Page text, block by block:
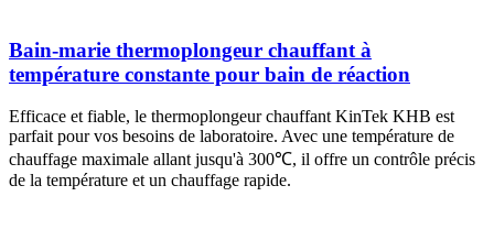
Bain-marie thermoplongeur chauffant à
température constante pour bain de réaction
Efficace et fiable, le thermoplongeur chauffant KinTek KHB est
parfait pour vos besoins de laboratoire. Avec une température de
chauffage maximale allant jusqu'à 300℃, il offre un contrôle précis
de la température et un chauffage rapide.